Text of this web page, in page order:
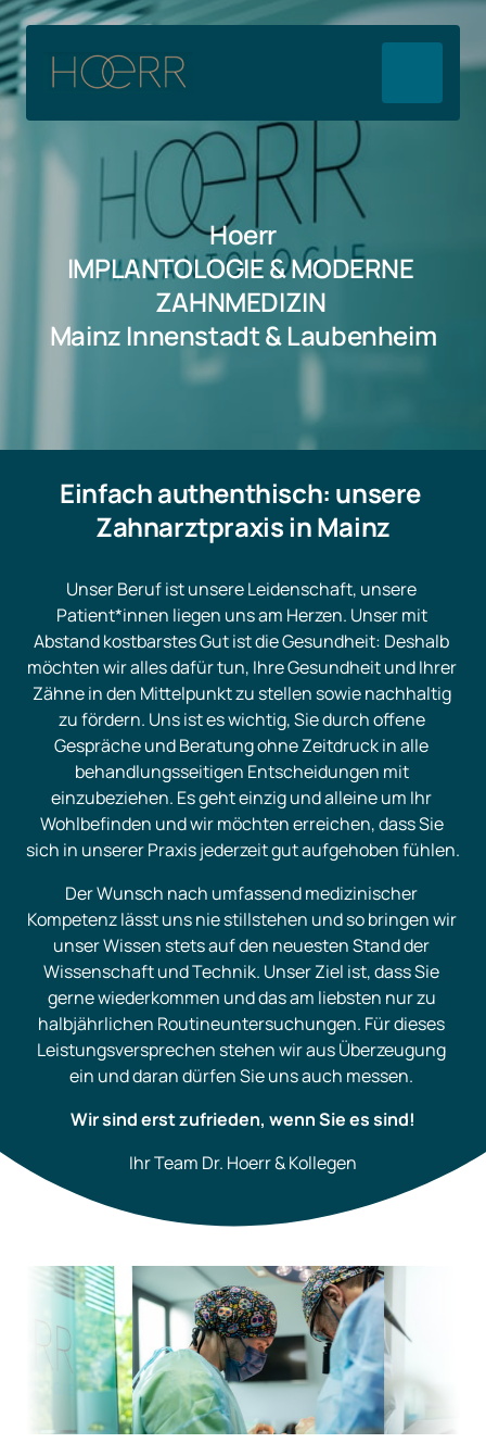
Hoerr
IMPLANTOLOGIE & MODERNE
ZAHNMEDIZIN
Mainz Innenstadt & Laubenheim
Einfach authenthisch: unsere
Zahnarztpraxis in Mainz
Unser Beruf ist unsere Leidenschaft, unsere
Patient*innen liegen uns am Herzen. Unser mit
Abstand kostbarstes Gut ist die Gesundheit: Deshalb
möchten wir alles dafür tun, Ihre Gesundheit und Ihrer
Zähne in den Mittelpunkt zu stellen sowie nachhaltig
zu fördern. Uns ist es wichtig, Sie durch offene
Gespräche und Beratung ohne Zeitdruck in alle
behandlungsseitigen Entscheidungen mit
einzubeziehen. Es geht einzig und alleine um Ihr
Wohlbefinden und wir möchten erreichen, dass Sie
sich in unserer Praxis jederzeit gut aufgehoben fühlen.
Der Wunsch nach umfassend medizinischer
Kompetenz lässt uns nie stillstehen und so bringen wir
unser Wissen stets auf den neuesten Stand der
Wissenschaft und Technik. Unser Ziel ist, dass Sie
gerne wiederkommen und das am liebsten nur zu
halbjährlichen Routineuntersuchungen. Für dieses
Leistungsversprechen stehen wir aus Überzeugung
ein und daran dürfen Sie uns auch messen.
Wir sind erst zufrieden, wenn Sie es sind!
Ihr Team Dr. Hoerr & Kollegen